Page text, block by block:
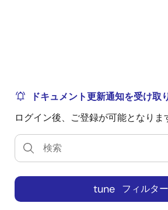
ドキュメント更新通知を受け取
ログイン後、ご登録が可能となりま
tune フィルター